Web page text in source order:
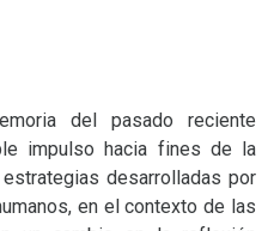
del pasado reciente
impulso hacia fines de la
desarrolladas por
en el contexto de las